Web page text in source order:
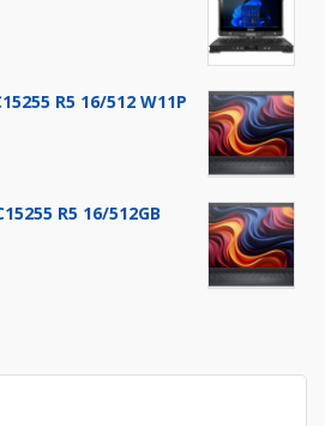
R5 16/512 W11P
R5 16/512GB